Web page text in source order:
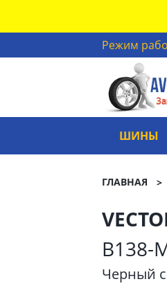
Режим
ШИНЫ
ГЛАВНАЯ
B138-
Черный